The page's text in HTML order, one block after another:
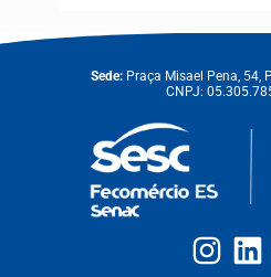
Sede: Praça Misael Pena, 54,
CNPJ: